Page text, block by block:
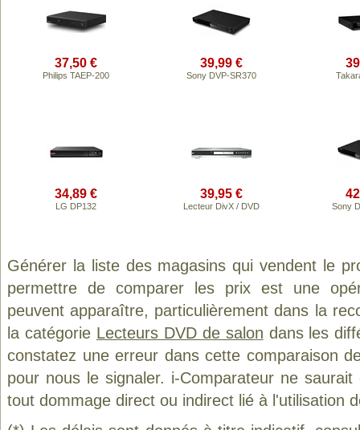
37,50 €
Philips TAEP-200
39,99 €
Sony DVP-SR370
34,89 €
LG DP132
39,95 €
Lecteur DivX / DVD Sony
Générer la liste des magasins qui vendent le
permettre de comparer les prix est une
peuvent apparaître, particulièrement dans la
la catégorie Lecteurs DVD de salon dans les
constatez une erreur dans cette comparaison
pour nous le signaler. i-Comparateur ne
tout dommage direct ou indirect lié à l'utilisation